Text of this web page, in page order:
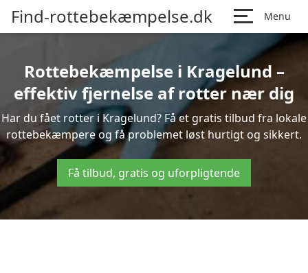
Find-rottebekæmpelse.dk Menu
Rottebekæmpelse i Kragelund –
effektiv fjernelse af rotter nær dig
Har du fået rotter i Kragelund? Få et gratis tilbud fra lokale
rottebekæmpere og få problemet løst hurtigt og sikkert.
Få tilbud, gratis og uforpligtende